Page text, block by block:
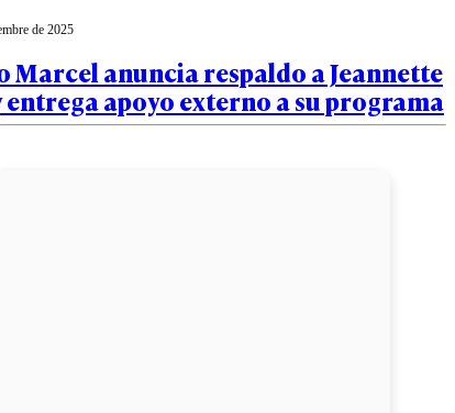
de 2025
Marcel anuncia respaldo a Jeannette
entrega apoyo externo a su programa